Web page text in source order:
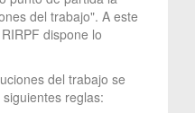
del trabajo". A este
dispone lo
del trabajo se
reglas: